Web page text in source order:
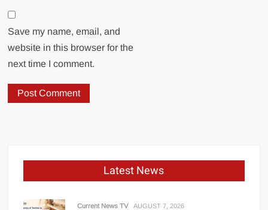
Save my name, email, and
website in this browser for the
next time I comment.
Latest News
Current News TV AUGUST 7, 2026